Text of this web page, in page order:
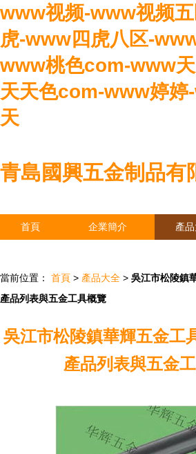
www视频-www视频
虎-www四虎八区-
www桃色com-www
天天色com-www婷婷
天
青島國興五金制品有
首頁 企業簡介 產
當前位置： 首頁 > 產品大全 > 吳江市松陵鎮
產品列表與五金工具概覽
吳江市松陵鎮華輝五金工
產品列表與五金